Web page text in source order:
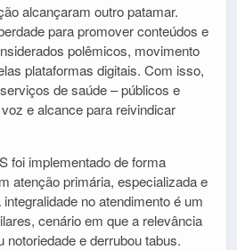
alcançaram outro patamar.
para promover conteúdos e
polêmicos, movimento
plataformas digitais. Com isso,
de saúde – públicos e
e alcance para reivindicar
foi implementado de forma
atenção primária, especializada e
no atendimento é um
cenário em que a relevância
notoriedade e derrubou tabus.